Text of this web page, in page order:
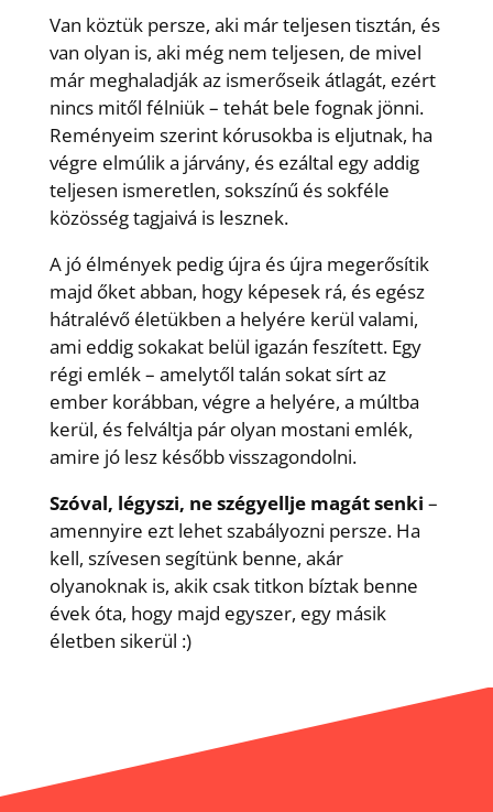
Van köztük persze, aki már teljesen tisztán, és
van olyan is, aki még nem teljesen, de mivel
már meghaladják az ismerőseik átlagát, ezért
nincs mitől félniük – tehát bele fognak jönni.
Reményeim szerint kórusokba is eljutnak, ha
végre elmúlik a járvány, és ezáltal egy addig
teljesen ismeretlen, sokszínű és sokféle
közösség tagjaivá is lesznek.
A jó élmények pedig újra és újra megerősítik
majd őket abban, hogy képesek rá, és egész
hátralévő életükben a helyére kerül valami,
ami eddig sokakat belül igazán feszített. Egy
régi emlék – amelytől talán sokat sírt az
ember korábban, végre a helyére, a múltba
kerül, és felváltja pár olyan mostani emlék,
amire jó lesz később visszagondolni.
Szóval, légyszi, ne szégyellje magát senki –
amennyire ezt lehet szabályozni persze. Ha
kell, szívesen segítünk benne, akár
olyanoknak is, akik csak titkon bíztak benne
évek óta, hogy majd egyszer, egy másik
életben sikerül :)